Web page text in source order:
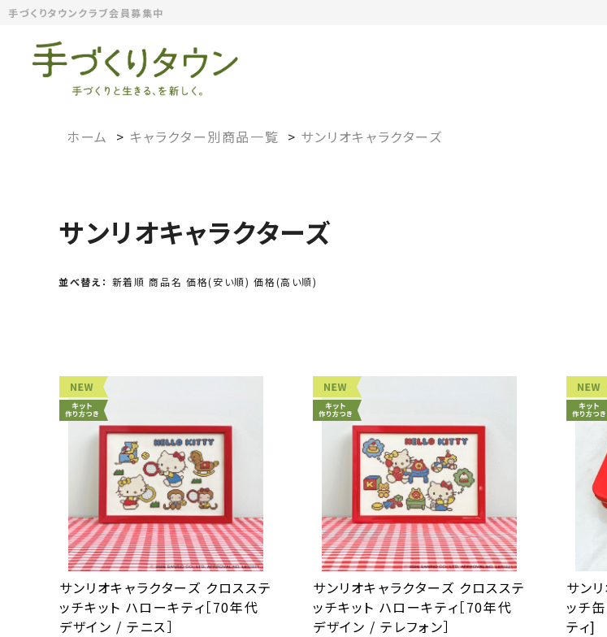
手づくりタウンクラブ会員募集中
ホーム > キャラクター別商品一覧 > サンリオキャラクターズ
サンリオキャラクターズ
並べ替え： 新着順 商品名 価格(安い順) 価格(高い順)
サンリオキャラクターズ クロスステ
ッチキット ハローキティ［70年代
デザイン / テニス］
サンリオキャラクターズ クロスステ
ッチキット ハローキティ［70年代
デザイン / テレフォン］
サン
ッチ
ティ]